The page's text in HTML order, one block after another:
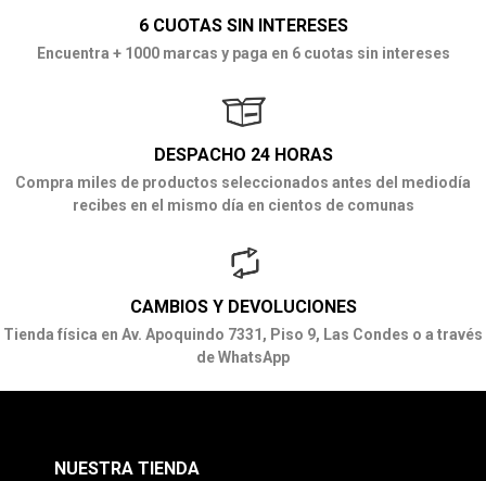
6 CUOTAS SIN INTERESES
Encuentra + 1000 marcas y paga en 6 cuotas sin intereses
DESPACHO 24 HORAS
Compra miles de productos seleccionados antes del mediodía
recibes en el mismo día en cientos de comunas
CAMBIOS Y DEVOLUCIONES
Tienda física en Av. Apoquindo 7331, Piso 9, Las Condes o a través
de WhatsApp
NUESTRA TIENDA